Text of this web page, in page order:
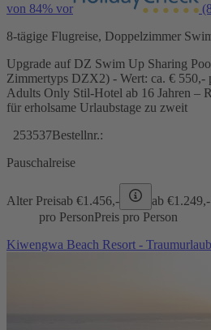
von 84% vor
8-tägige Flugreise, Doppelzimmer
Upgrade auf DZ Swim Up Sharing
Zimmertyps DZX2) - Wert: ca. € 550,-
Adults Only Stil-Hotel ab 16 Jahren –
für erholsame Urlaubstage zu zweit
253537Bestellnr.:
Pauschalreise
Alter Preisab €1.456,- ab €1.249,-
pro PersonPreis pro Person
Kiwengwa Beach Resort -